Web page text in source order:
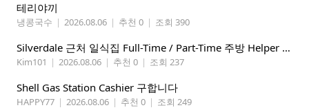
테리야끼
냉콩국수 | 2026.08.06 | 추천 0 | 조회 390
Silverdale 근처 일식집 Full-Time / Part-Time 주방 Helper 구합니다.
Kim101 | 2026.08.06 | 추천 0 | 조회 237
Shell Gas Station Cashier 구합니다
HAPPY77 | 2026.08.06 | 추천 0 | 조회 249